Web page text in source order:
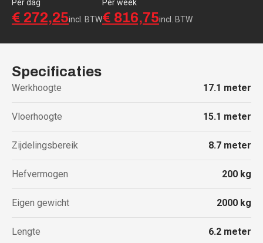
Per dag
€ 272,25incl. BTW
Per week
€ 816,75incl. BTW
Specificaties
Werkhoogte 17.1 meter
Vloerhoogte 15.1 meter
Zijdelingsbereik 8.7 meter
Hefvermogen 200 kg
Eigen gewicht 2000 kg
Lengte 6.2 meter